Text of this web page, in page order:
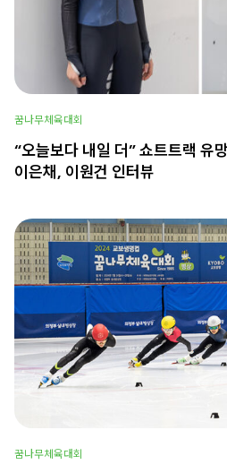
꿈나무체육대회
“오늘보다 내일 더” 쇼트트랙 유
이은채, 이원건 인터뷰
꿈나무체육대회